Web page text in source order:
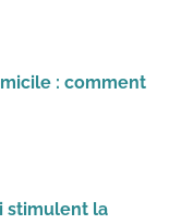
: comment
stimulent la